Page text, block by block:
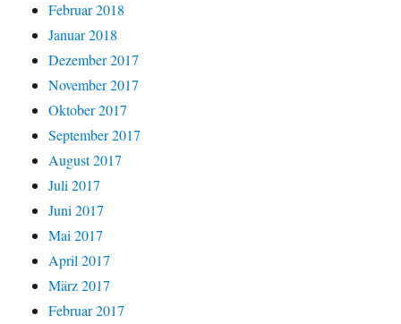
Februar 2018
Januar 2018
Dezember 2017
November 2017
Oktober 2017
September 2017
August 2017
Juli 2017
Juni 2017
Mai 2017
April 2017
März 2017
Februar 2017